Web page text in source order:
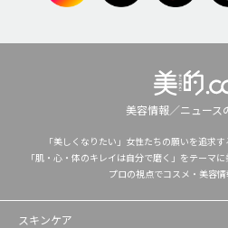
美容情報／ニュース
「美しくなりたい」女性たちの願いを追求
「肌・心・体のキレイは自分で磨く」をテーマ
プロの視点でコスメ・美容情
スキンケア